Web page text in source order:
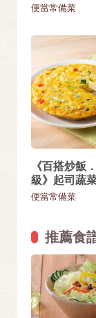
便當常備菜
《百搭炒飯
級》起司蔬
便當常備菜
推薦食